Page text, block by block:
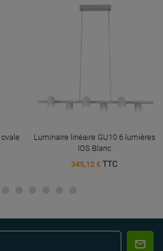
Luminaire linéaire GU10 6 lumières
IOS Blanc
345,12 € TTC